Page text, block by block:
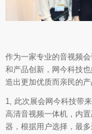
作为一家专业的音视频
和产品创新，网今科技
造出更加优质而亲民的产
1, 此次展会网今科技带
高清音视频一体机，内
器，根据用户选择，最